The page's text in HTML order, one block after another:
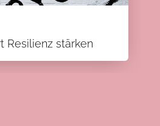
Resilienz stärken